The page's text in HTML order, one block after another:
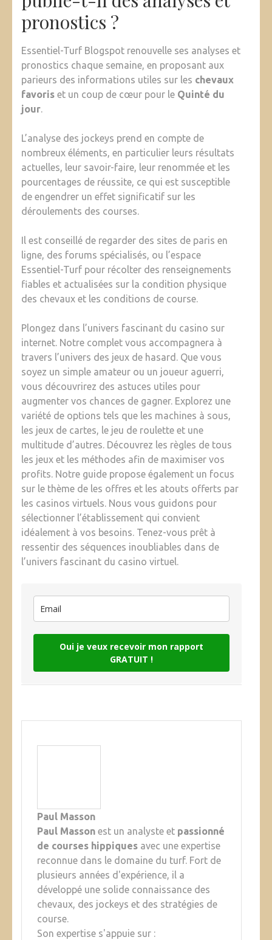
pronostics ?
Essentiel-Turf Blogspot renouvelle ses analyses et
pronostics chaque semaine, en proposant aux
parieurs des informations utiles sur les chevaux
favoris et un coup de cœur pour le Quinté du
jour.
L’analyse des jockeys prend en compte de
nombreux éléments, en particulier leurs résultats
actuelles, leur savoir-faire, leur renommée et les
pourcentages de réussite, ce qui est susceptible
de engendrer un effet significatif sur les
déroulements des courses.
Il est conseillé de regarder des sites de paris en
ligne, des forums spécialisés, ou l’espace
Essentiel-Turf pour récolter des renseignements
fiables et actualisées sur la condition physique
des chevaux et les conditions de course.
Plongez dans l’univers fascinant du casino sur
internet. Notre complet vous accompagnera à
travers l’univers des jeux de hasard. Que vous
soyez un simple amateur ou un joueur aguerri,
vous découvrirez des astuces utiles pour
augmenter vos chances de gagner. Explorez une
variété de options tels que les machines à sous,
les jeux de cartes, le jeu de roulette et une
multitude d’autres. Découvrez les règles de tous
les jeux et les méthodes afin de maximiser vos
profits. Notre guide propose également un focus
sur le thème de les offres et les atouts offerts par
les casinos virtuels. Nous vous guidons pour
sélectionner l’établissement qui convient
idéalement à vos besoins. Tenez-vous prêt à
ressentir des séquences inoubliables dans de
l’univers fascinant du casino virtuel.
Oui je veux recevoir mon rapport
GRATUIT !
Paul Masson
Paul Masson est un analyste et passionné
de courses hippiques avec une expertise
reconnue dans le domaine du turf. Fort de
plusieurs années d'expérience, il a
développé une solide connaissance des
chevaux, des jockeys et des stratégies de
course.
Son expertise s'appuie sur :